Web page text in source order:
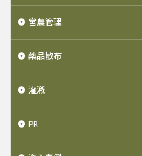
営農管理
薬品散布
灌漑
PR